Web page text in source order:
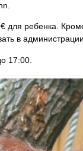
для ребенка.
в
17:00.